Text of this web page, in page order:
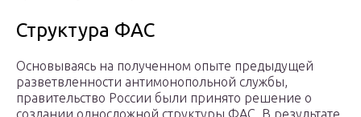
Структура ФАС
Основываясь на полученном опыте предыдущей
разветвленности антимонопольной службы,
правительство России были принято решение о
создании односложной структуры ФАС. В результате